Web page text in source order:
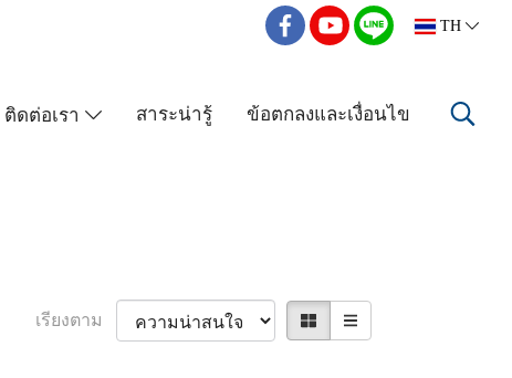
TH
ติดต่อเรา สาระน่ารู้ ข้อตกลงและเงื่อนไข
เรียงตาม